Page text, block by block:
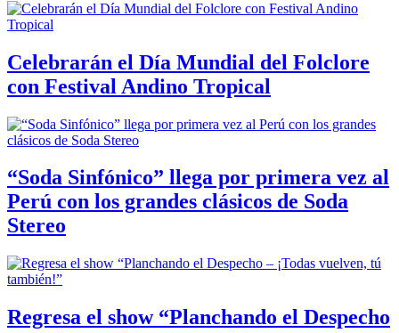
Celebrarán el Día Mundial del Folclore
con Festival Andino Tropical
“Soda Sinfónico” llega por primera vez al
Perú con los grandes clásicos de Soda
Stereo
Regresa el show “Planchando el Despecho